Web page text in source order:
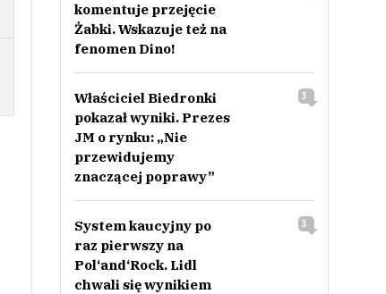
komentuje przejęcie
Żabki. Wskazuje też na
fenomen Dino!
Właściciel Biedronki
pokazał wyniki. Prezes
JM o rynku: „Nie
przewidujemy
znaczącej poprawy”
3
System kaucyjny po
raz pierwszy na
Pol‘and‘Rock. Lidl
chwali się wynikiem
3